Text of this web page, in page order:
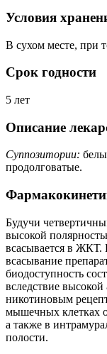
Условия
В сухом месте, при
Срок годности
5 лет
Описание
Суппозитории:
продолговатые.
Будучи
высокой
всасывается в ЖКТ.
всасывание
биодоступность
вследствие
никотиновым
мышечных клетках
а также в
полости.